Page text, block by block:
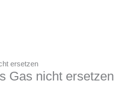
ersetzen
Gas nicht ersetzen